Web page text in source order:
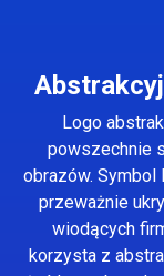
Logo
powszechnie
obrazów. Symbol
przeważnie
wiodących
korzysta z